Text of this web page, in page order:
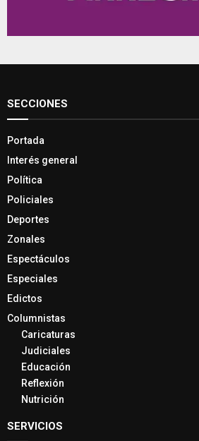
SECCIONES
Portada
Interés general
Política
Policiales
Deportes
Zonales
Espectáculos
Especiales
Edictos
Columnistas
Caricaturas
Judiciales
Educación
Reflexión
Nutrición
SERVICIOS